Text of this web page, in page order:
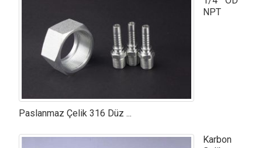
NPT
Paslanmaz Çelik 316 Düz ...
Karbon